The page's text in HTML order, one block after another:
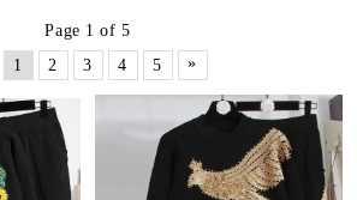
Page 1 of 5
1 2 3 4 5 »